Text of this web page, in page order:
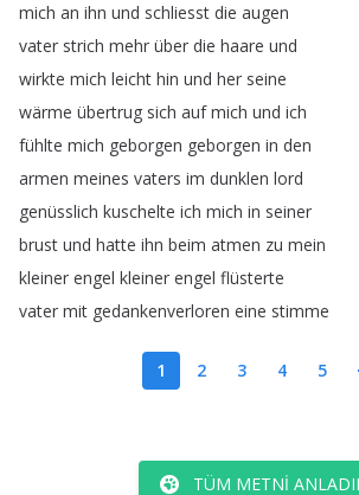
mich an ihn und schliesst die augen
vater strich mehr über die haare und
wirkte mich leicht hin und her seine
wärme übertrug sich auf mich und ich
fühlte mich geborgen geborgen in den
armen meines vaters im dunklen lord
genüsslich kuschelte ich mich in seiner
brust und hatte ihn beim atmen zu mein
kleiner engel kleiner engel flüsterte
vater mit gedankenverloren eine stimme
1 2 3 4 5
TÜM METNI